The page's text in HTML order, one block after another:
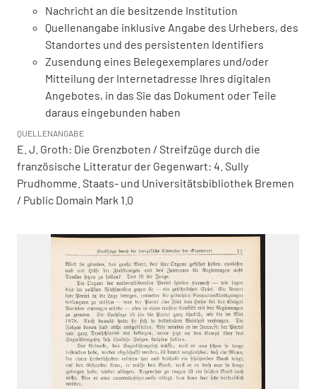
Nachricht an die besitzende Institution
Quellenangabe inklusive Angabe des Urhebers, des
Standortes und des persistenten Identifiers
Zusendung eines Belegexemplares und/oder
Mitteilung der Internetadresse Ihres digitalen
Angebotes, in das Sie das Dokument oder Teile
daraus eingebunden haben
QUELLENANGABE
E. J. Groth: Die Grenzboten / Streifzüge durch die
französische Litteratur der Gegenwart: 4. Sully
Prudhomme. Staats- und Universitätsbibliothek Bremen
/ Public Domain Mark 1.0